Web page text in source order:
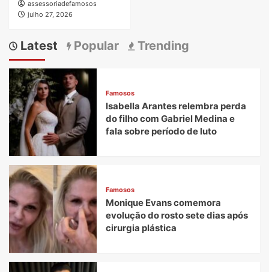
assessoriadefamosos
julho 27, 2026
Latest Popular Trending
Famosos
Isabella Arantes relembra perda
do filho com Gabriel Medina e
fala sobre período de luto
Famosos
Monique Evans comemora
evolução do rosto sete dias após
cirurgia plástica